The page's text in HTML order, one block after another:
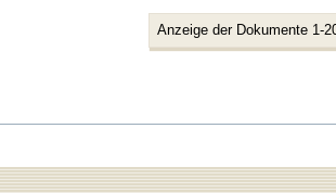
Anzeige der Dokumente 1-